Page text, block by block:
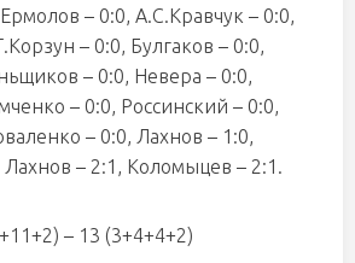
– 0:0, А.С.Кравчук – 0:0,
– 0:0, Булгаков – 0:0,
– 0:0, Невера – 0:0,
– 0:0, Россинский – 0:0,
– 0:0, Лахнов – 1:0,
– 2:1, Коломыцев – 2:1.
– 13 (3+4+4+2)